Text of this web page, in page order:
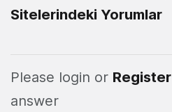
Sitelerindeki Yorumlar
Please login or Register
answer